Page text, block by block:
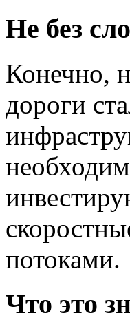
Не без
Конечно,
дороги
потоками.
Что это